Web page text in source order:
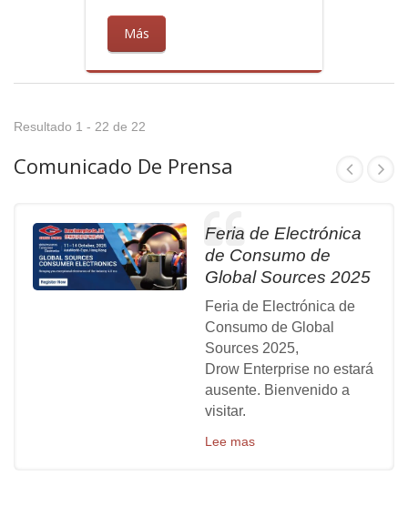
Más
Resultado 1 - 22 de 22
Comunicado De Prensa
Feria de Electrónica
de Consumo de
Global Sources 2025
Feria de Electrónica de
Consumo de Global
Sources 2025,
Drow Enterprise no estará
ausente. Bienvenido a
visitar.
Lee mas